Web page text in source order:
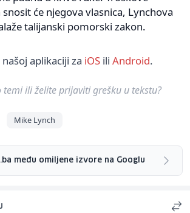
će njegova vlasnica, Lynchova
talijanski pomorski zakon.
aplikaciji za iOS ili Android.
temi ili želite prijaviti grešku u tekstu?
Mike Lynch
među omiljene izvore na Googlu